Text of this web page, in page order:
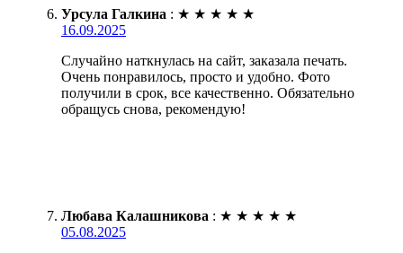
Урсула Галкина : ★ ★ ★ ★ ★
16.09.2025
Случайно наткнулась на сайт, заказала печать.
Очень понравилось, просто и удобно. Фото
получили в срок, все качественно. Обязательно
обращусь снова, рекомендую!
Любава Калашникова : ★ ★ ★ ★ ★
05.08.2025